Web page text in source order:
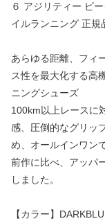
６ アジリティー ピ
イルランニング 正規
あらゆる距離、フィ
ス性を最大化する高
ニングシューズ
100km以上レースに
感、圧倒的なグリッ
め、オールインワン
前作に比べ、アッパ
しました。
【カラー】